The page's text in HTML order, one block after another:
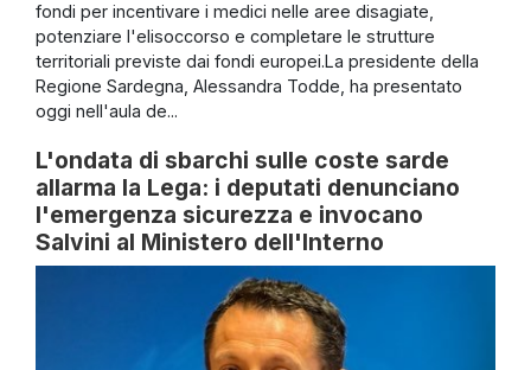
fondi per incentivare i medici nelle aree disagiate,
potenziare l'elisoccorso e completare le strutture
territoriali previste dai fondi europei.La presidente della
Regione Sardegna, Alessandra Todde, ha presentato
oggi nell'aula de...
L'ondata di sbarchi sulle coste sarde
allarma la Lega: i deputati denunciano
l'emergenza sicurezza e invocano
Salvini al Ministero dell'Interno